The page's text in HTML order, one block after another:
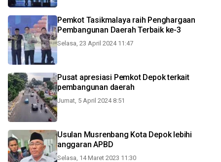
Pemkot Tasikmalaya raih Penghargaan
Pembangunan Daerah Terbaik ke-3
Selasa, 23 April 2024 11:47
Pusat apresiasi Pemkot Depok terkait
pembangunan daerah
Jumat, 5 April 2024 8:51
Usulan Musrenbang Kota Depok lebihi
anggaran APBD
Selasa, 14 Maret 2023 11:30